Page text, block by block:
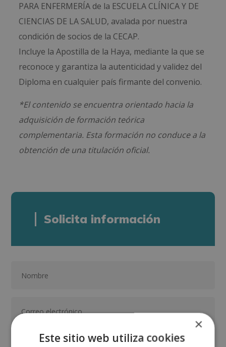
PARA ENFERMERÍA de la ESCUELA CLÍNICA Y DE
CIENCIAS DE LA SALUD, avalada por nuestra
condición de socios de la CECAP.
Incluye la Apostilla de la Haya, mediante la que se
reconoce y garantiza la autenticidad y validez del
Diploma en cualquier país firmante del convenio.
*El contenido se encuentra orientado hacia la
adquisición de formación teórica
complementaria. Esta formación no conduce a la
obtención de una titulación oficial.
Solicita información
×
Este sitio web utiliza cookies